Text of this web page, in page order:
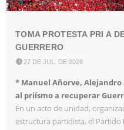
TOMA PROTESTA PRI A
GUERRERO
 27 DE JUL. DE 2026
* Manuel Añorve, Alejandro
al priísmo a recuperar
En un acto de unidad,
estructura partidista, el